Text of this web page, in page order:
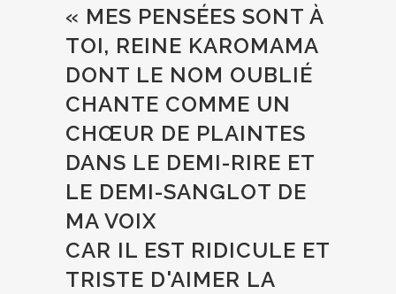
« MES PENSÉES SONT À
TOI, REINE KAROMAMA
DONT LE NOM OUBLIÉ
CHANTE COMME UN
CHŒUR DE PLAINTES
DANS LE DEMI-RIRE ET
LE DEMI-SANGLOT DE
MA VOIX
CAR IL EST RIDICULE ET
TRISTE D'AIMER LA